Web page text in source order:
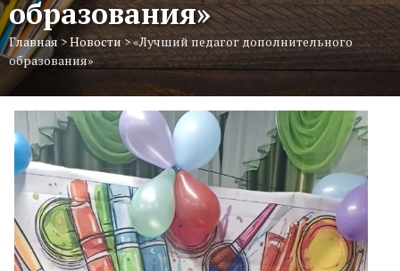
образования»
Главная >Новости>«Лучший педагог дополнительного
образования»